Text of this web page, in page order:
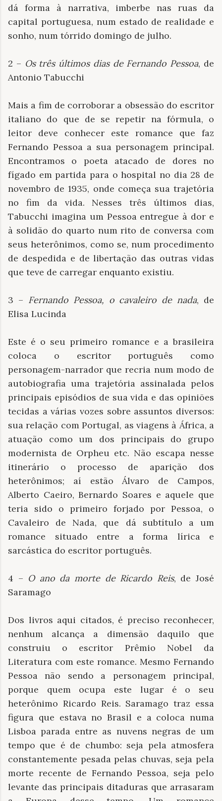
dá forma à narrativa, imberbe nas ruas da
capital portuguesa, num estado de realidade e
sonho, num tórrido domingo de julho.
2 – Os três últimos dias de Fernando Pessoa, de
Antonio Tabucchi
Mais a fim de corroborar a obsessão do escritor
italiano do que de se repetir na fórmula, o
leitor deve conhecer este romance que faz
Fernando Pessoa a sua personagem principal.
Encontramos o poeta atacado de dores no
fígado em partida para o hospital no dia 28 de
novembro de 1935, onde começa sua trajetória
no fim da vida. Nesses três últimos dias,
Tabucchi imagina um Pessoa entregue à dor e
à solidão do quarto num rito de conversa com
seus heterônimos, como se, num procedimento
de despedida e de libertação das outras vidas
que teve de carregar enquanto existiu.
3 – Fernando Pessoa, o cavaleiro de nada, de
Elisa Lucinda
Este é o seu primeiro romance e a brasileira
coloca o escritor português como
personagem-narrador que recria num modo de
autobiografia uma trajetória assinalada pelos
principais episódios de sua vida e das opiniões
tecidas a várias vozes sobre assuntos diversos:
sua relação com Portugal, as viagens à África, a
atuação como um dos principais do grupo
modernista de Orpheu etc. Não escapa nesse
itinerário o processo de aparição dos
heterônimos; aí estão Álvaro de Campos,
Alberto Caeiro, Bernardo Soares e aquele que
teria sido o primeiro forjado por Pessoa, o
Cavaleiro de Nada, que dá subtítulo a um
romance situado entre a forma lírica e
sarcástica do escritor português.
4 – O ano da morte de Ricardo Reis, de José
Saramago
Dos livros aqui citados, é preciso reconhecer,
nenhum alcança a dimensão daquilo que
construiu o escritor Prêmio Nobel da
Literatura com este romance. Mesmo Fernando
Pessoa não sendo a personagem principal,
porque quem ocupa este lugar é o seu
heterônimo Ricardo Reis. Saramago traz essa
figura que estava no Brasil e a coloca numa
Lisboa parada entre as nuvens negras de um
tempo que é de chumbo: seja pela atmosfera
constantemente pesada pelas chuvas, seja pela
morte recente de Fernando Pessoa, seja pelo
levante das principais ditaduras que arrasaram